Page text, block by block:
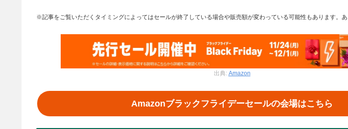
※記事をご覧いただくタイミングによってはセールが終了している場合や販売額が変わっている可能性もあります。あ
出典: Amazon
Amazonブラックフライデーセールの会場はこちら